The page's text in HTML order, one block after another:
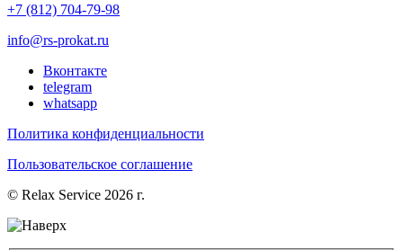
+7 (812) 704-79-98
info@rs-prokat.ru
Вконтакте
telegram
whatsapp
Политика конфиденциальности
Пользовательское соглашение
© Relax Service 2026 г.